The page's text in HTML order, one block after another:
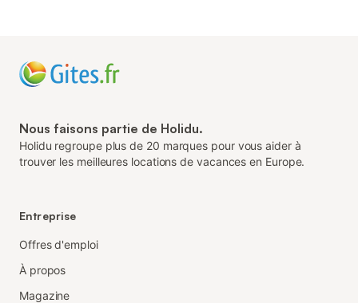
Nous faisons partie de Holidu.
Holidu regroupe plus de 20 marques pour vous aider à
trouver les meilleures locations de vacances en Europe.
Entreprise
Offres d'emploi
À propos
Magazine